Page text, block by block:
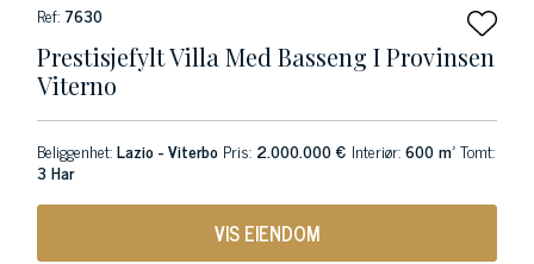
Ref: 7630
Prestisjefylt Villa Med Basseng I Provinsen
Viterno
Beliggenhet:Lazio - Viterbo Pris: 2.000.000 € Interiør:600 m²Tomt:
3 Har
VIS EIENDOM